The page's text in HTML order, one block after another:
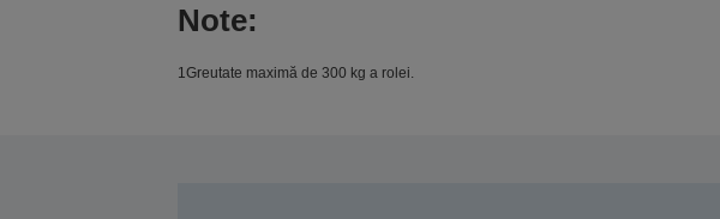
Note:
1Greutate maximă de 300 kg a rolei.